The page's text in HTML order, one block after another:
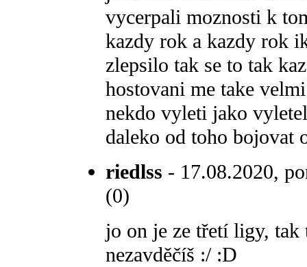
vycerpali moznosti k
kazdy rok a kazdy rok
zlepsilo tak se to tak
hostovani me take
nekdo vyleti jako
daleko od toho bojovat
riedlss - 17.08.2020,
(0)
jo on je ze třetí ligy,
nezavděčíš :/ :D